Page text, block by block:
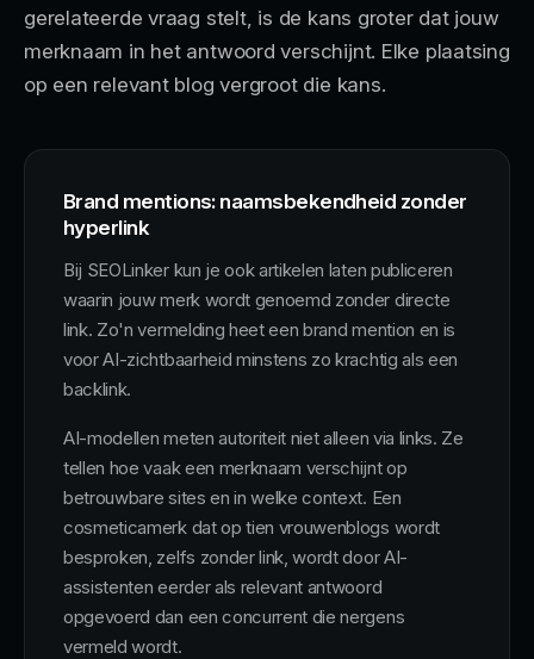
gerelateerde vraag stelt, is de kans groter dat jouw
merknaam in het antwoord verschijnt. Elke plaatsing
op een relevant blog vergroot die kans.
Brand mentions: naamsbekendheid zonder
hyperlink
Bij SEOLinker kun je ook artikelen laten publiceren
waarin jouw merk wordt genoemd zonder directe
link. Zo'n vermelding heet een brand mention en is
voor AI-zichtbaarheid minstens zo krachtig als een
backlink.
AI-modellen meten autoriteit niet alleen via links. Ze
tellen hoe vaak een merknaam verschijnt op
betrouwbare sites en in welke context. Een
cosmeticamerk dat op tien vrouwenblogs wordt
besproken, zelfs zonder link, wordt door AI-
assistenten eerder als relevant antwoord
opgevoerd dan een concurrent die nergens
vermeld wordt.